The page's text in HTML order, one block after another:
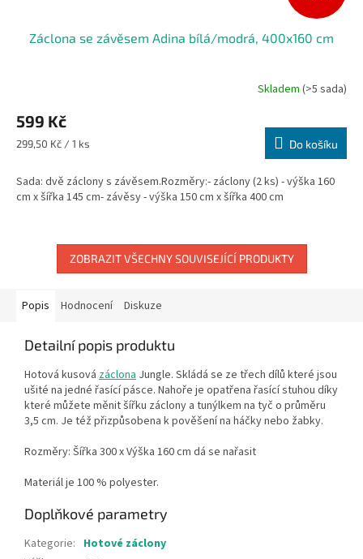
Záclona se závěsem Adina bílá/modrá, 400x160 cm
Skladem (>5 sada)
599 Kč
Měrná
299,50 Kč / 1 ks Do košíku
Sada: dvě záclony s závěsem.Rozměry:- záclony (2 ks) - výška 160
cm x šířka 145 cm- závěsy - výška 150 cm x šířka 400 cm
ZOBRAZIT VŠECHNY SOUVISEJÍCÍ PRODUKTY
Popis Hodnocení Diskuze
Detailní popis produktu
Hotová kusová záclona Jungle. Skládá se ze třech dílů které jsou
ušité na jedné řasící pásce. Nahoře je opatřena řasící stuhou díky
které můžete měnit šířku záclony a tunýlkem na tyč o průměru
3,5 cm. Je též přizpůsobena k pověšení na háčky nebo žabky.
Rozměry: Šířka 300 x Výška 160 cm dá se nařasit
Materiál je 100 % polyester.
Doplňkové parametry
Kategorie: Hotové záclony